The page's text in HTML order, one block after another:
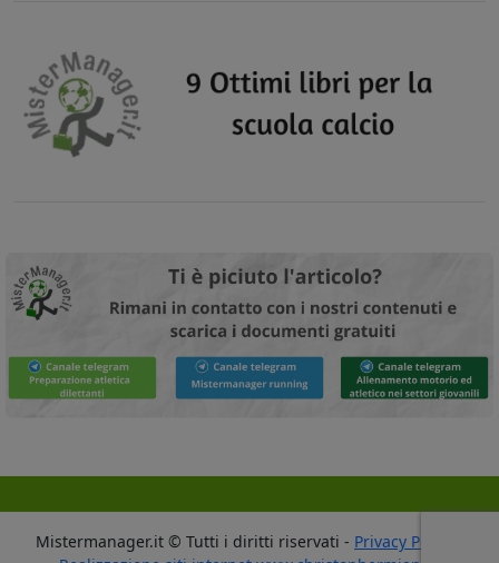
Mistermanager.it © Tutti i diritti riservati - Privacy Policy